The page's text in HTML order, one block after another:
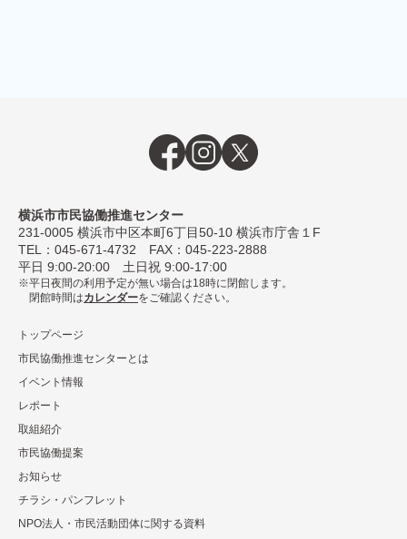
横浜市市民協働推進センター
231-0005 横浜市中区本町6丁⽬50-10 横浜市庁舎１F
TEL： 045-671-4732 FAX：045-223-2888
平⽇ 9:00-20:00 ⼟⽇祝 9:00-17:00
平日夜間の利用予定が無い場合は18時に閉館します。
閉館時間はカレンダーをご確認ください。
トップページ
市民協働推進センターとは
イベント情報
レポート
取組紹介
市⺠協働提案
お知らせ
チラシ・パンフレット
NPO法⼈・市⺠活動団体に関する資料